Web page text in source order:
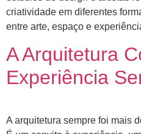
criatividade em diferentes
entre arte, espaço e
A Arquitetura
Experiência
A arquitetura sempre foi mais